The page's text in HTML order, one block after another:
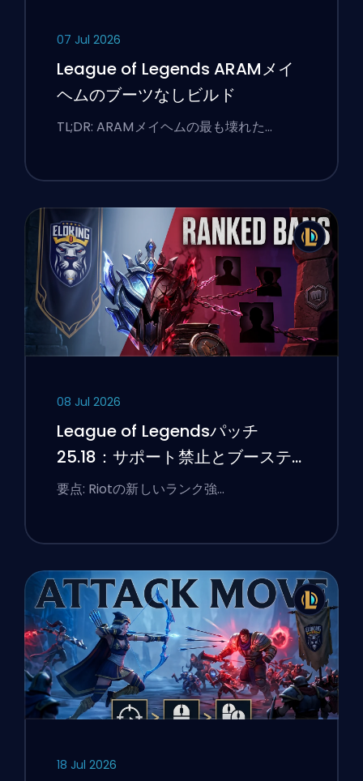
07 Jul 2026
League of Legends ARAMメイ
ヘムのブーツなしビルド
TL;DR: ARAMメイヘムの最も壊れた…
08 Jul 2026
League of Legendsパッチ
25.18：サポート禁止とブーステ
ィングのフラグ
要点: Riotの新しいランク強…
18 Jul 2026